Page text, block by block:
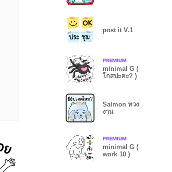
post it V.1
minimal G (
โกสปะคะ? )
Salmon ทวง
งาน
minimal G (
work 10 )